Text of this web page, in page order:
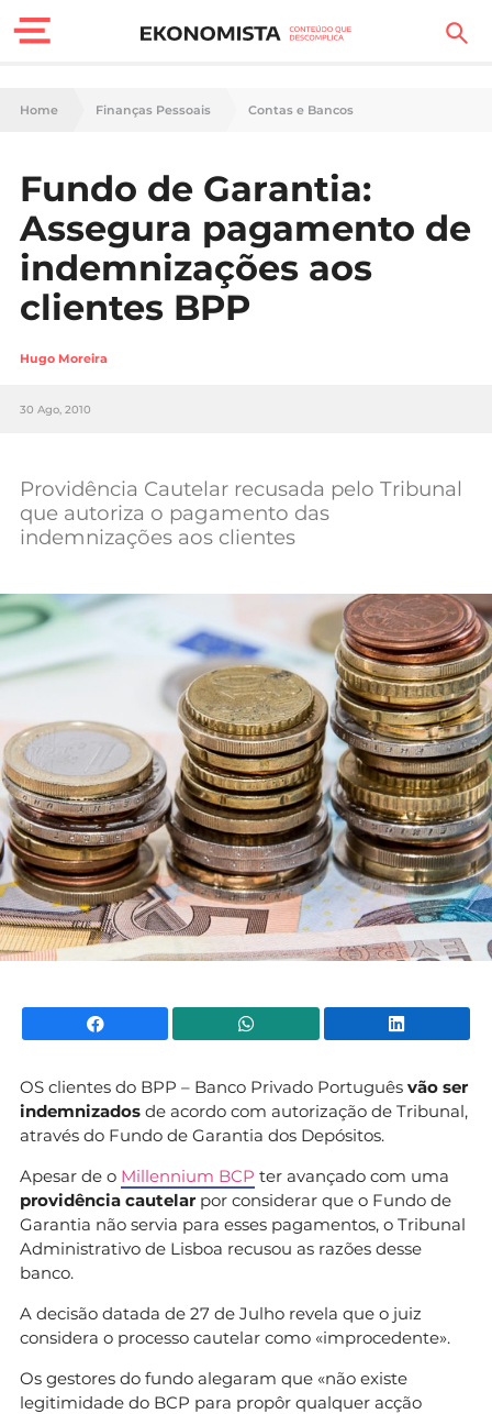
Finanças Pessoais
Carreira
Casa
Lifestyle
Sociedade
Tecnologia
Negócios
Mundial 2026
Home Finanças Pessoais Contas e Bancos
Fundo de Garantia:
Assegura pagamento de
indemnizações aos
clientes BPP
Hugo Moreira
30 Ago, 2010
Providência Cautelar recusada pelo Tribunal
que autoriza o pagamento das
indemnizações aos clientes
Facebook WhatsApp
OS clientes do BPP – Banco Privado Português vão ser
indemnizados de acordo com autorização de Tribunal,
através do Fundo de Garantia dos Depósitos.
Apesar de o Millennium BCP ter avançado com uma
providência cautelar por considerar que o Fundo de
Garantia não servia para esses pagamentos, o Tribunal
Administrativo de Lisboa recusou as razões desse
banco.
A decisão datada de 27 de Julho revela que o juiz
considera o processo cautelar como «improcedente».
Os gestores do fundo alegaram que «não existe
legitimidade do BCP para propôr qualquer acção